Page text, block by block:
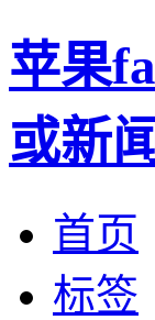
苹果
或新闻
首页
标签